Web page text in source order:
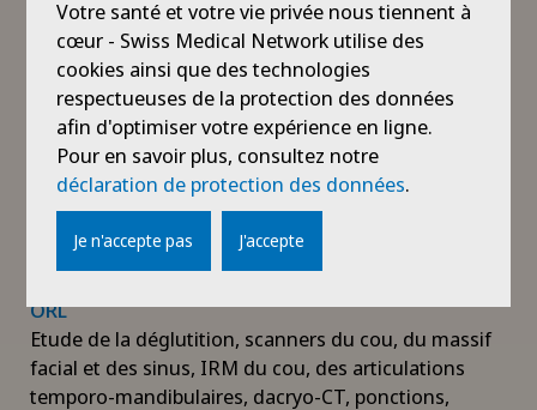
Oncologie
Radiographie standard, échographie, CT-scan, IRM.
Réalisation de biopsies, cimentoplasties,
thermoablations percutanées (hépatiques, rénales,
pulmonaires, osseux, etc.). Scintigraphies osseuses
et corps entier avec radio-traceurs spécifiques et
PET-CT du corps entier.
ORL
Etude de la déglutition, scanners du cou, du massif
facial et des sinus, IRM du cou, des articulations
temporo-mandibulaires, dacryo-CT, ponctions,
Votre santé et votre vie privée nous tiennent à
cœur - Swiss Medical Network utilise des
cookies ainsi que des technologies
respectueuses de la protection des données
afin d'optimiser votre expérience en ligne.
Pour en savoir plus, consultez notre
déclaration de protection des données.
Je n'accepte pas J'accepte